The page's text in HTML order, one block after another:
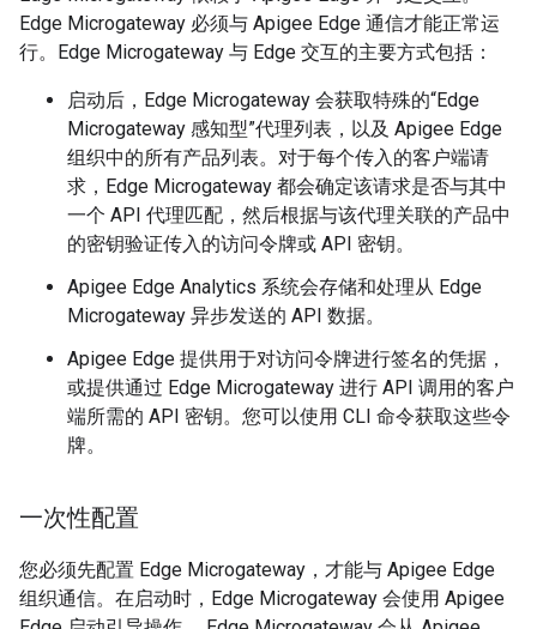
Edge Microgateway 必须与 Apigee Edge 通信才能正常运
行。Edge Microgateway 与 Edge 交互的主要方式包括：
启动后，Edge Microgateway 会获取特殊的“Edge
Microgateway 感知型”代理列表，以及 Apigee Edge
组织中的所有产品列表。对于每个传入的客户端请
求，Edge Microgateway 都会确定该请求是否与其中
一个 API 代理匹配，然后根据与该代理关联的产品中
的密钥验证传入的访问令牌或 API 密钥。
Apigee Edge Analytics 系统会存储和处理从 Edge
Microgateway 异步发送的 API 数据。
Apigee Edge 提供用于对访问令牌进行签名的凭据，
或提供通过 Edge Microgateway 进行 API 调用的客户
端所需的 API 密钥。您可以使用 CLI 命令获取这些令
牌。
一次性配置
您必须先配置 Edge Microgateway，才能与 Apigee Edge
组织通信。在启动时，Edge Microgateway 会使用 Apigee